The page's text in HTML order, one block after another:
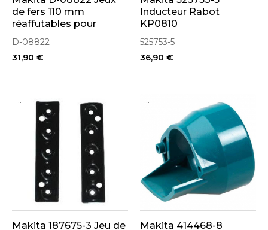
de fers 110 mm
réaffutables pour
rabots
D-08822
31,90 €
Inducteur Rabot
KP0810
525753-5
36,90 €
..
Makita 187675-3 Jeu de
..
Makita 414468-8